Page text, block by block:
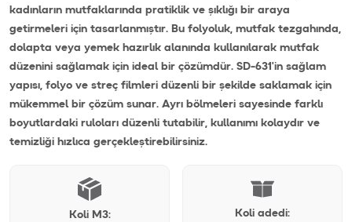
kadınların mutfaklarında pratiklik ve şıklığı bir araya
getirmeleri için tasarlanmıştır. Bu folyoluk, mutfak tezgahında,
dolapta veya yemek hazırlık alanında kullanılarak mutfak
düzenini sağlamak için ideal bir çözümdür. SD-631'in sağlam
yapısı, folyo ve streç filmleri düzenli bir şekilde saklamak için
mükemmel bir çözüm sunar. Ayrı bölmeleri sayesinde farklı
boyutlardaki ruloları düzenli tutabilir, kullanımı kolaydır ve
temizliği hızlıca gerçekleştirebilirsiniz.
Koli M3: Koli adedi: